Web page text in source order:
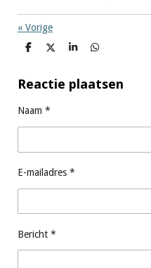
« Vorige
D
e
n
D
l
S
r
e
D
e
n
Reactie plaatsen
Naam *
E-mailadres *
Bericht *